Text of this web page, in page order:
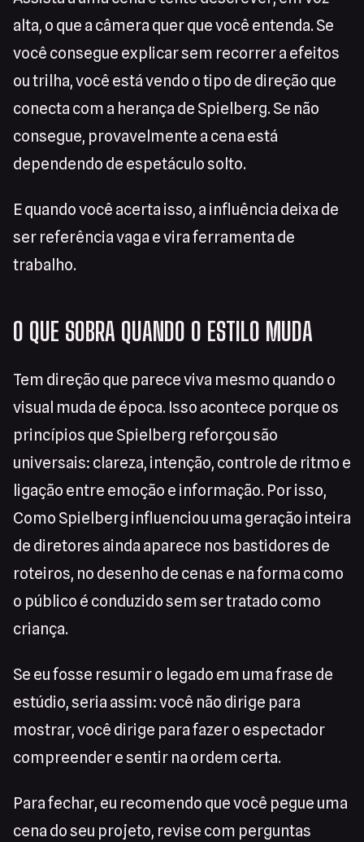
alta, o que a câmera quer que você entenda. Se
você consegue explicar sem recorrer a efeitos
ou trilha, você está vendo o tipo de direção que
conecta com a herança de Spielberg. Se não
consegue, provavelmente a cena está
dependendo de espetáculo solto.
E quando você acerta isso, a influência deixa de
ser referência vaga e vira ferramenta de
trabalho.
O QUE SOBRA QUANDO O ESTILO MUDA
Tem direção que parece viva mesmo quando o
visual muda de época. Isso acontece porque os
princípios que Spielberg reforçou são
universais: clareza, intenção, controle de ritmo e
ligação entre emoção e informação. Por isso,
Como Spielberg influenciou uma geração inteira
de diretores ainda aparece nos bastidores de
roteiros, no desenho de cenas e na forma como
o público é conduzido sem ser tratado como
criança.
Se eu fosse resumir o legado em uma frase de
estúdio, seria assim: você não dirige para
mostrar, você dirige para fazer o espectador
compreender e sentir na ordem certa.
Para fechar, eu recomendo que você pegue uma
cena do seu projeto, revise com perguntas